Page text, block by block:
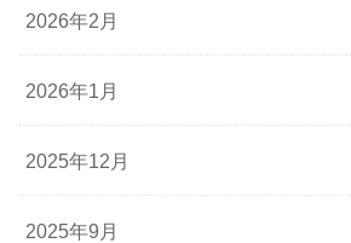
2026年2月
2026年1月
2025年12月
2025年9月